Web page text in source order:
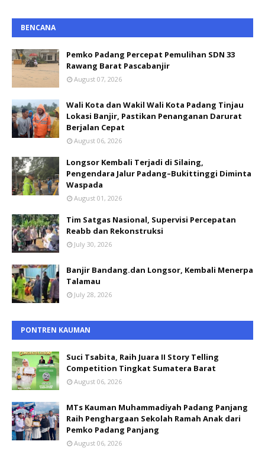
BENCANA
Pemko Padang Percepat Pemulihan SDN 33
Rawang Barat Pascabanjir
August 07, 2026
Wali Kota dan Wakil Wali Kota Padang Tinjau
Lokasi Banjir, Pastikan Penanganan Darurat
Berjalan Cepat
August 06, 2026
Longsor Kembali Terjadi di Silaing,
Pengendara Jalur Padang–Bukittinggi Diminta
Waspada
August 01, 2026
Tim Satgas Nasional, Supervisi Percepatan
Reabb dan Rekonstruksi
July 30, 2026
Banjir Bandang.dan Longsor, Kembali Menerpa
Talamau
July 28, 2026
PONTREN KAUMAN
Suci Tsabita, Raih Juara II Story Telling
Competition Tingkat Sumatera Barat
August 06, 2026
MTs Kauman Muhammadiyah Padang Panjang
Raih Penghargaan Sekolah Ramah Anak dari
Pemko Padang Panjang
August 06, 2026